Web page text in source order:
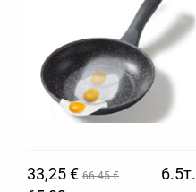
33,25 € 66.45 €
6.5т.